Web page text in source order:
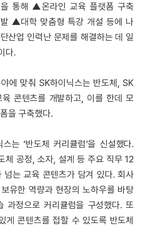
통해 ▲온라인 교육 플랫폼 구축
▲대학 맞춤형 특강 개설 등에 나
산업 인력난 문제를 해결하는 데 일
다.
에 맞춰 SK하이닉스는 반도체, SK
콘텐츠를 개발하고, 이를 한데 모
을 구축했다.
는 ‘반도체 커리큘럼’을 신설했다.
체 공정, 소자, 설계 등 주요 직무 12
는 교육 콘텐츠가 담겨 있다. 회사
유한 역량과 현장의 노하우를 바탕
과정으로 커리큘럼을 구성했다. 또
게 콘텐츠를 접할 수 있도록 반도체